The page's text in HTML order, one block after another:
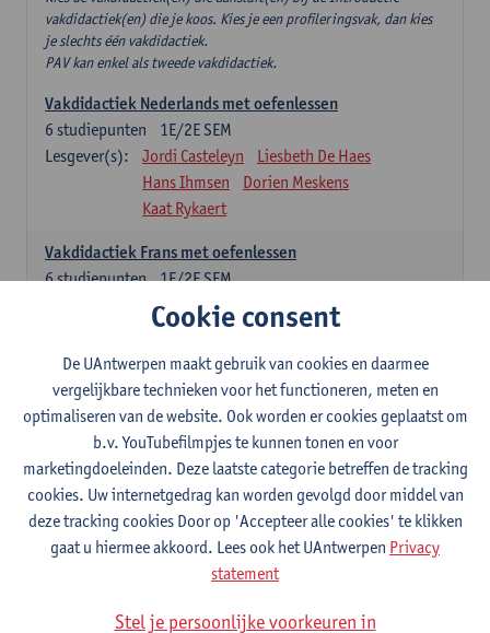
vakdidactiek(en) die je koos. Kies je een profileringsvak, dan kies
je slechts één vakdidactiek.
PAV kan enkel als tweede vakdidactiek.
Vakdidactiek Nederlands met oefenlessen
1E/2E SEM
6 studiepunten
Lesgever(s):
Jordi Casteleyn
Liesbeth De Haes
Hans Ihmsen
Dorien Meskens
Kaat Rykaert
Vakdidactiek Frans met oefenlessen
1E/2E SEM
6studiepunten
Mathea Simons
Veronik Bogaert
Mark Demyttenaere
Yann Morard
Karen Van De Putte
Vakdidactiek Engels met oefenlessen
1E/2E SEM
6studiepunten
Lesgever(s):
Tom Smits
Ellen De Breuker
Nele Kempenaers
Joke Prinsen
Vakdidactiek Duits met oefenlessen
1E/2E SEM
6studiepunten
Tom Smits Marise Van Tendeloo
Vakdidactiek Nederlands niet-thuistaal met oefenlessen
Cookie consent
De UAntwerpen maakt gebruik van cookies en daarmee
vergelijkbare technieken voor het functioneren, meten en
optimaliseren van de website. Ook worden er cookies geplaatst om
b.v. YouTubefilmpjes te kunnen tonen en voor
marketingdoeleinden. Deze laatste categorie betreffen de tracking
cookies. Uw internetgedrag kan worden gevolgd door middel van
deze tracking cookies Door op 'Accepteer alle cookies' te klikken
gaat u hiermee akkoord. Lees ook het UAntwerpen Privacy
statement
Stel je persoonlijke voorkeuren in